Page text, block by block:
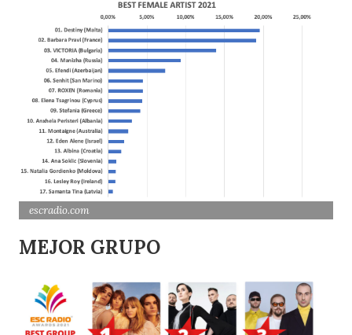
escradio.com
MEJOR GRUPO